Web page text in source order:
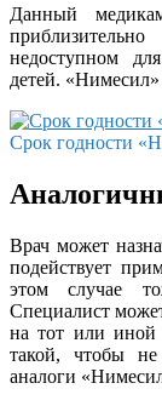
Данный
недоступном
детей.
Срок годности
Врач может
подействует
этом случае
Специалист
на тот или иной
такой, чтобы
аналоги